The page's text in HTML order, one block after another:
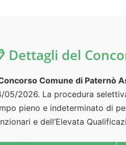
Dettagli del
Comune di Paternò
05/2026. La procedura
pieno e indeterminato di
e dell’Elevata